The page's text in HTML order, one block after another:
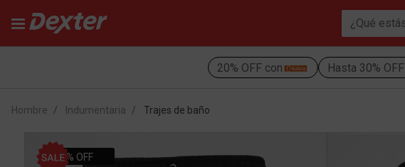
20% OFF con Hasta 30% OFF
Hombre Indumentaria Trajes de baño
30% OFF